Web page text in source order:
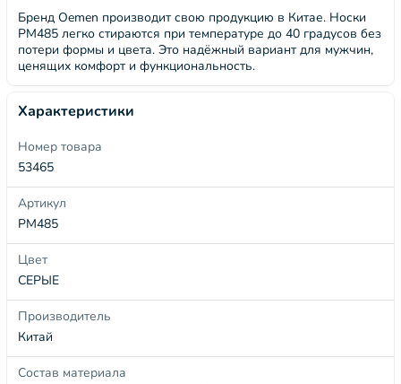
Бренд Oemen производит свою продукцию в Китае. Носки
PM485 легко стираются при температуре до 40 градусов без
потери формы и цвета. Это надёжный вариант для мужчин,
ценящих комфорт и функциональность.
Характеристики
Номер товара
53465
Артикул
PM485
Цвет
СЕРЫЕ
Производитель
Китай
Состав материала